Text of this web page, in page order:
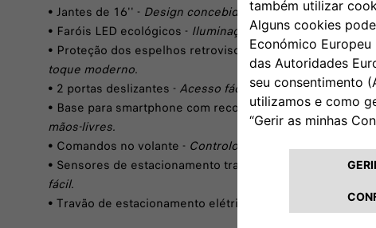
• Jantes de 16'' - Design concebido para o uso diário.
• Faróis LED ecológicos - Iluminação eficiente para uma
• Proteção dos espelhos retrovisores em preto mate -
toque moderno.
• 2 portas deslizantes - Acesso fácil e maior flexibilidade.
• Base para smartphone com reconhecimento de voz -
mãos-livres.
• Comandos no volante - Controlo sem tirar as mãos do
• Sensores de estacionamento traseiros -
Para um
fácil.
• Travão de estacionamento elétrico -
Travagem simples